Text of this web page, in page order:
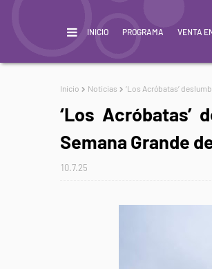
INICIO PROGRAMA VENTA
Inicio Noticias ‘Los Acróbatas’
‘Los Acróbatas’
Semana Grande
10.7.25